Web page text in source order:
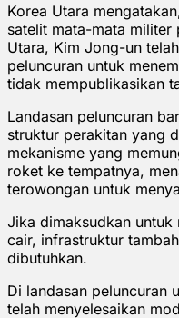
Korea Utara
satelit mata-mata militer
Utara, Kim Jong-un
peluncuran untuk
tidak mempublikasikan
Landasan peluncuran
struktur perakitan yang
mekanisme yang
roket ke tempatnya,
terowongan untuk
Jika dimaksudkan
cair, infrastruktur
dibutuhkan.
Di landasan peluncuran
telah menyelesaikan